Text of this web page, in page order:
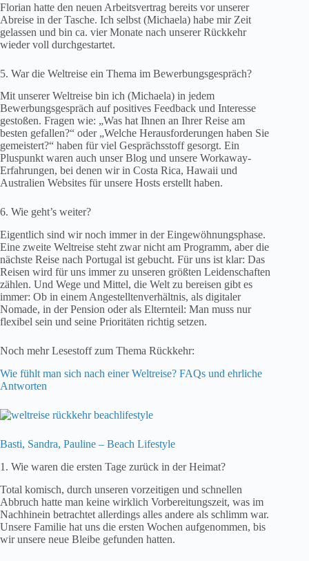
Florian hatte den neuen Arbeitsvertrag bereits vor unserer
Abreise in der Tasche. Ich selbst (Michaela) habe mir Zeit
gelassen und bin ca. vier Monate nach unserer Rückkehr
wieder voll durchgestartet.
5. War die Weltreise ein Thema im Bewerbungsgespräch?
Mit unserer Weltreise bin ich (Michaela) in jedem
Bewerbungsgespräch auf positives Feedback und Interesse
gestoßen. Fragen wie: „Was hat Ihnen an Ihrer Reise am
besten gefallen?“ oder „Welche Herausforderungen haben Sie
gemeistert?“ haben für viel Gesprächsstoff gesorgt. Ein
Pluspunkt waren auch unser Blog und unsere Workaway-
Erfahrungen, bei denen wir in Costa Rica, Hawaii und
Australien Websites für unsere Hosts erstellt haben.
6. Wie geht’s weiter?
Eigentlich sind wir noch immer in der Eingewöhnungsphase.
Eine zweite Weltreise steht zwar nicht am Programm, aber die
nächste Reise nach Portugal ist gebucht. Für uns ist klar: Das
Reisen wird für uns immer zu unseren größten Leidenschaften
zählen. Und Wege und Mittel, die Welt zu bereisen gibt es
immer: Ob in einem Angestelltenverhältnis, als digitaler
Nomade, in der Pension oder als Elternteil: Man muss nur
flexibel sein und seine Prioritäten richtig setzen.
Noch mehr Lesestoff zum Thema Rückkehr:
Wie fühlt man sich nach einer Weltreise? FAQs und ehrliche
Antworten
Basti, Sandra, Pauline – Beach Lifestyle
1. Wie waren die ersten Tage zurück in der Heimat?
Total komisch, durch unseren vorzeitigen und schnellen
Abbruch hatte man keine wirklich Vorbereitungszeit, was im
Nachhinein betrachtet allerdings alles andere als schlimm war.
Unsere Familie hat uns die ersten Wochen aufgenommen, bis
wir unsere neue Bleibe gefunden hatten.